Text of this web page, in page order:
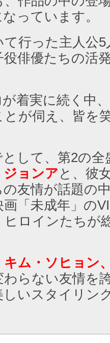
っています。
て行った主人公
役俳優たちの活
着実に続く中
とが伺え、皆を
して、第2の
ジョンアと、彼
友情が話題の
「未成年」の
ヒロインたちが
ム・ソヒョン
わらない友情を
いスタイリン